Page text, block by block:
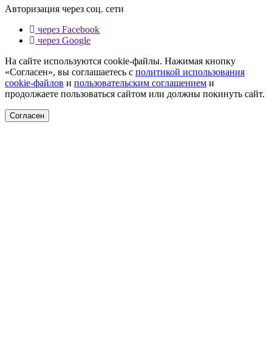
Авторизация через соц. сети
через Facebook
через Google
На сайте используются cookie-файлы. Нажимая кнопку
«Согласен», вы соглашаетесь с политикой использования
cookie-файлов и пользовательским соглашением и
продолжаете пользоваться сайтом или должны покинуть сайт.
Согласен